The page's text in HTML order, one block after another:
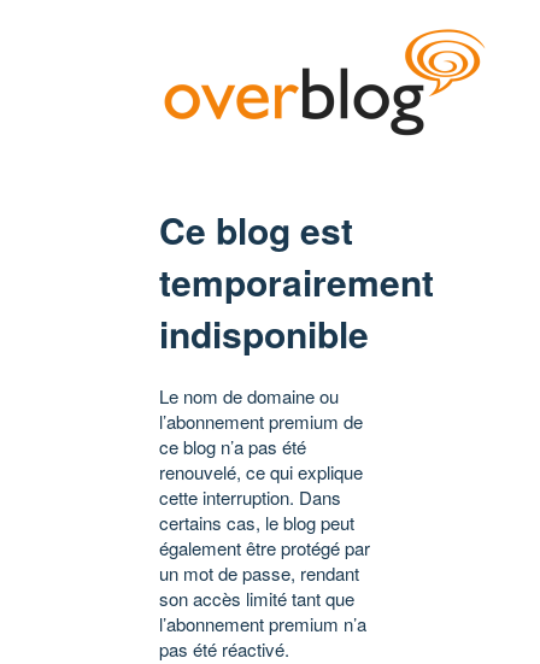
Ce blog est
temporairement
indisponible
Le nom de domaine ou
l’abonnement premium de
ce blog n’a pas été
renouvelé, ce qui explique
cette interruption. Dans
certains cas, le blog peut
également être protégé par
un mot de passe, rendant
son accès limité tant que
l’abonnement premium n’a
pas été réactivé.